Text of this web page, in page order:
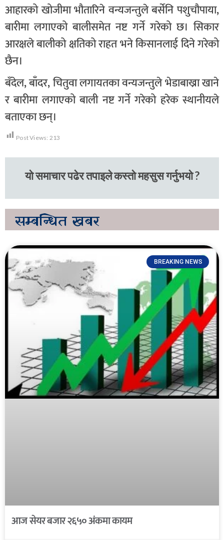
आहारको खोजीमा भौतारिने वन्यजन्तुले बर्सेनि पशुचौपाया,
बारीमा लगाएको बालीसमेत नष्ट गर्ने गरेको छ। सिकार
आरक्षले बालीको क्षतिको राहत भने किसानलाई दिने गरेको
छैन।
बँदेल, बाँदर, चितुवा लगायतका वन्यजन्तुले भेडाबाख्रा खाने
र बारीमा लगाएको बाली नष्ट गर्ने गरेको हरेक स्थानीयले
बताएका छन्।
Post Views: 213
यो समाचार पढेर तपाइले कस्तो महसुस गर्नुभयो ?
सम्बन्धित खबर
BREAKING NEWS
आज सेयर बजार २६५० अंकमा कायम